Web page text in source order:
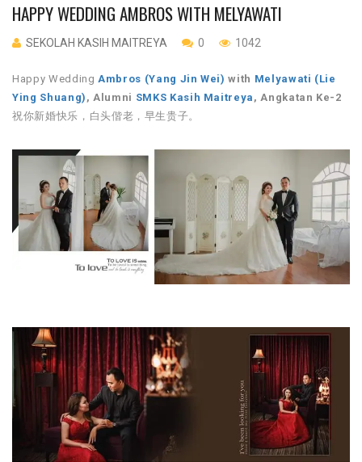
HAPPY WEDDING AMBROS WITH MELYAWATI
SEKOLAH KASIH MAITREYA 0 1042
Happy WeddingAmbros (Yang Jin Wei) with Melyawati (Lie
Ying Shuang) , Alumni SMKS Kasih Maitreya , Angkatan Ke-2
祝你新婚快乐，白头偕老，早生贵子。